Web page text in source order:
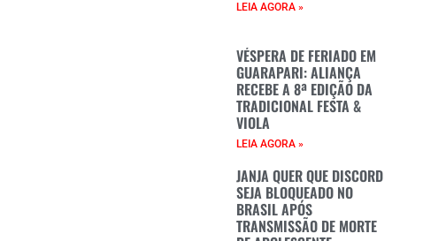
LEIA AGORA »
VÉSPERA DE FERIADO EM
GUARAPARI: ALIANÇA
RECEBE A 8ª EDIÇÃO DA
TRADICIONAL FESTA &
VIOLA
LEIA AGORA »
JANJA QUER QUE DISCORD
SEJA BLOQUEADO NO
BRASIL APÓS
TRANSMISSÃO DE MORTE